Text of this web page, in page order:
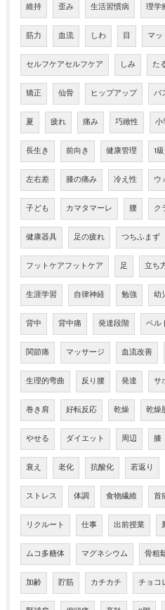
維持 歪み 生活習慣病 理学
筋力 血流 しわ 目 マ
セルフケアセルフケア しみ た
矯正 仙骨 ヒップアップ バ
夏 疲れ 痛み 巧緻性 小
長生き 前向き 健康管理 1級
左右差 膝の痛み 冷え性 ウ
子ども カマタマーレ 腰 ク
健康器具 足の疲れ つちふまず
フットケアフットケア 足 立ち
生涯学習 自律神経 勉強 幼
背中 背中痛 発達段階 ベル
関節痛 マッサージ 血流改善
生理的弯曲 反り腰 発達 サ
巻き肩 好転反応 乾燥 乾燥
やせる ダイエット 周辺 膝
衰え 老化 抗酸化 若返り
ストレス 体調 食物繊維 首
リクルート 仕事 出前授業
ムコ多糖体 マグネシウム 骨粗
加齢 貯筋 カチカチ チョコ